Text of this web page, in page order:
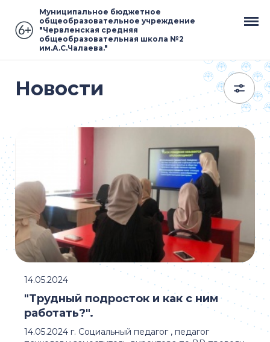
Муниципальное бюджетное
общеобразовательное учреждение
"Червленская средняя
общеобразовательная школа №2
им.А.С.Чалаева."
Новости
14.05.2024 г. Социальный педагог , педагог
"Трудный подросток и как с ним
работать?".
14.05.2024